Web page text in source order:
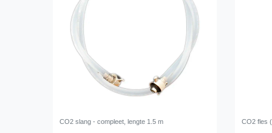
CO2 slang - compleet, lengte 1.5 m CO2 fles